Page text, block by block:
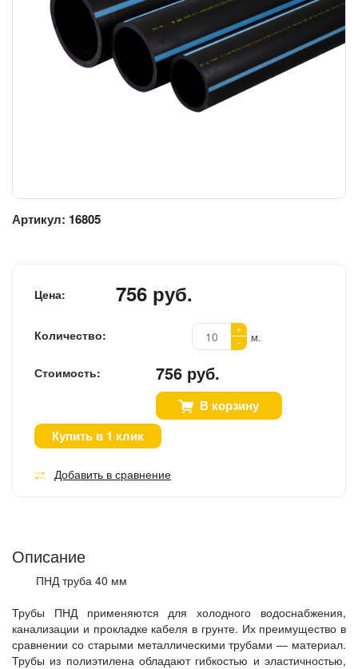
Артикул: 16805
Цена: 756 руб.
Количество:
+
-
м.
Стоимость: 756 руб.
В корзину
Купить в 1 клик
Добавить в сравнение
Описание
ПНД труба 40 мм
Трубы ПНД применяются для холодного водоснабжения,
канализации и прокладке кабеля в грунте. Их преимущество в
сравнении со старыми металлическими трубами — материал.
Трубы из полиэтилена обладают гибкостью и эластичностью,